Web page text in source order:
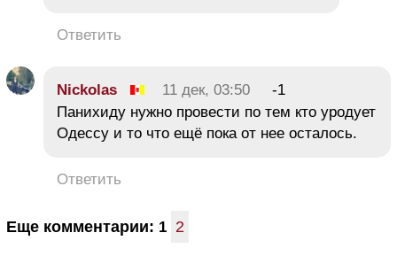
Ответить
Nickolas 11 дек, 03:50
-1
Панихиду нужно провести по тем кто уродует
Одессу и то что ещё пока от нее осталось.
Ответить
Еще комментарии: 1 2